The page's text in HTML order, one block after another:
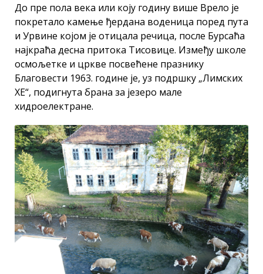
До пре пола века или коју годину више Врело је
покретало камење ђердана воденица поред пута
и Урвине којом је отицала речица, после Бурсаћа
најкраћа десна притока Тисовице. Између школе
осмољетке и цркве посвећене празнику
Благовести 1963. године је, уз подршку „Лимских
ХЕ“, подигнута брана за језеро мале
хидроелектране.